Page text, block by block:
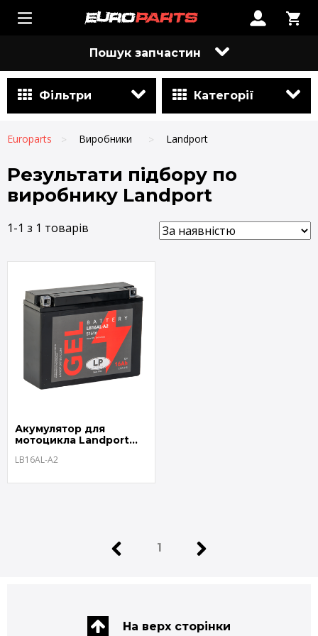
Пошук запчастин
Фільтри Категорії
Europarts Виробники Landport
Результати підбору по
виробнику Landport
1-1 з 1 товарів
Акумулятор для
мотоцикла Landport
LB16AL-A2
1
На верх сторінки